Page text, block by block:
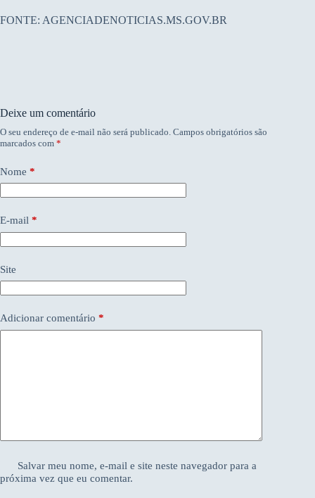
FONTE: AGENCIADENOTICIAS.MS.GOV.BR
Deixe um comentário
O seu endereço de e-mail não será publicado. Campos obrigatórios são
marcados com *
Nome *
E-mail *
Site
Adicionar comentário *
Salvar meu nome, e-mail e site neste navegador para a
próxima vez que eu comentar.